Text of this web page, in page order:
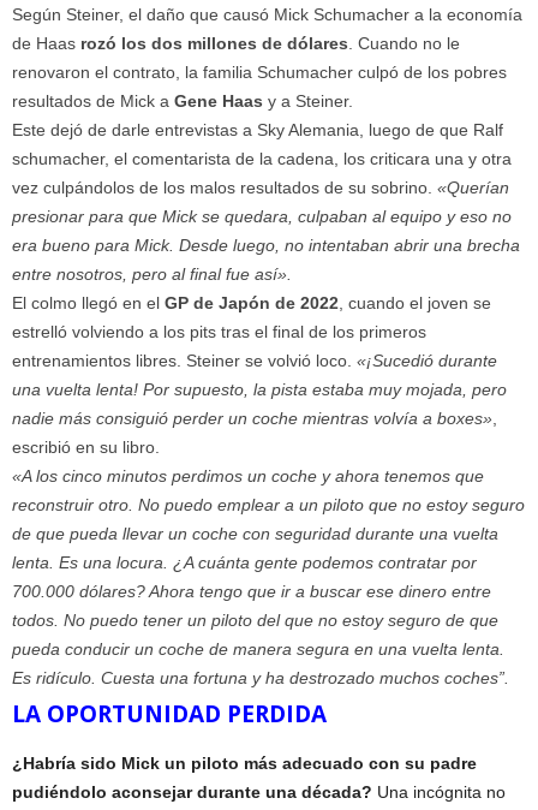
Según Steiner, el daño que causó Mick Schumacher a la economía
de Haas rozó los dos millones de dólares . Cuando no le
renovaron el contrato, la familia Schumacher culpó de los pobres
resultados de Mick a Gene Haas y a Steiner.
Este dejó de darle entrevistas a Sky Alemania, luego de que Ralf
schumacher, el comentarista de la cadena, los criticara una y otra
vez culpándolos de los malos resultados de su sobrino. «Querían
presionar para que Mick se quedara, culpaban al equipo y eso no
era bueno para Mick. Desde luego, no intentaban abrir una brecha
entre nosotros, pero al final fue así».
El colmo llegó en el GP de Japón de 2022 , cuando el joven se
estrelló volviendo a los pits tras el final de los primeros
entrenamientos libres. Steiner se volvió loco. «¡Sucedió durante
una vuelta lenta! Por supuesto, la pista estaba muy mojada, pero
nadie más consiguió perder un coche mientras volvía a boxes»
escribió en su libro.
«A los cinco minutos perdimos un coche y ahora tenemos que
reconstruir otro. No puedo emplear a un piloto que no estoy seguro
de que pueda llevar un coche con seguridad durante una vuelta
lenta. Es una locura. ¿A cuánta gente podemos contratar por
700.000 dólares? Ahora tengo que ir a buscar ese dinero entre
todos. No puedo tener un piloto del que no estoy seguro de que
pueda conducir un coche de manera segura en una vuelta lenta.
Es ridículo. Cuesta una fortuna y ha destrozado muchos coches”.
LA OPORTUNIDAD PERDIDA
¿Habría sido Mick un piloto más adecuado con su padre
pudiéndolo aconsejar durante una década? Una incógnita no